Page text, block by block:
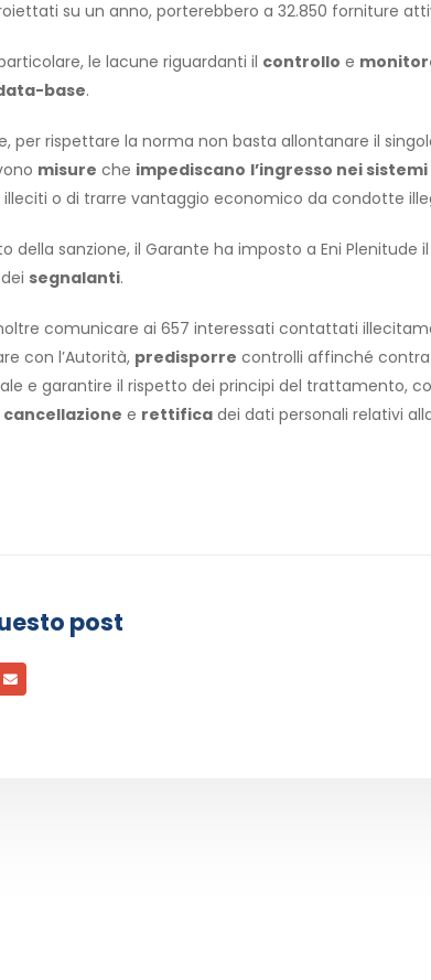
su un anno, porterebbero a 32.850 forniture
le lacune riguardanti il controllo e
base.
per rispettare la norma non basta allontanare il
misure che impediscano l’ingresso nei
o di trarre vantaggio economico da condotte
della sanzione, il Garante ha imposto a Eni Plenitude il
segnalanti.
comunicare ai 657 interessati contattati
con l’Autorità, predisporre controlli affinché
e garantire il rispetto dei principi del trattamento,
cancellazione e rettifica dei dati personali relativi
post